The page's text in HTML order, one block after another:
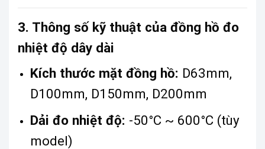
3. Thông số kỹ thuật của đồng hồ đo
nhiệt độ dây dài
Kích thước mặt đồng hồ: D63mm,
D100mm, D150mm, D200mm
Dải đo nhiệt độ: -50°C ~ 600°C (tùy
model)